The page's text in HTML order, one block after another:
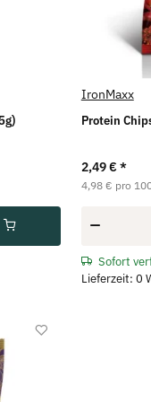
IronMaxx
Protein
2,49 € *
4,98 € pro
Sofort
Lieferzeit: 0